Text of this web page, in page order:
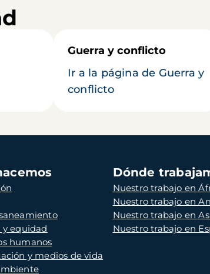
Guerra y conflicto
Ir a la página de Guerra y
conflicto
y equidad
humanos
y medios de vida
Dónde
Nuestro trabajo en
Nuestro trabajo en
Nuestro trabajo en
Nuestro trabajo en